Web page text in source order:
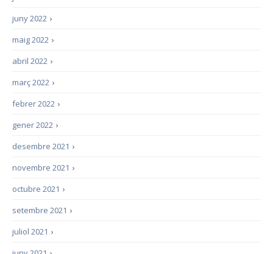
›
juny 2022
›
maig 2022
›
abril 2022
›
març 2022
›
febrer 2022
›
gener 2022
›
desembre 2021
›
novembre 2021
›
octubre 2021
›
setembre 2021
›
juliol 2021